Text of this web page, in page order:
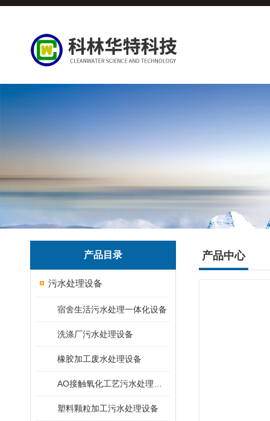
产品目录
污水处理设备
宿舍生活污水处理一体化设备
洗涤厂污水处理设备
橡胶加工废水处理设备
塑料颗粒加工污水处理设备
产品中心